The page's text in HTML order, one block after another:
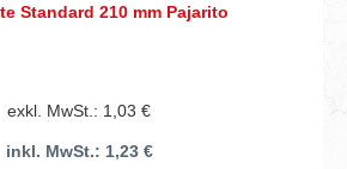
Standard 210 mm Pajarito
exkl. MwSt.: 1,03 €
inkl. MwSt.: 1,23 €